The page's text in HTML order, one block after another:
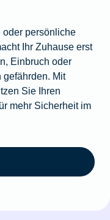
oder persönliche
Ihr Zuhause erst
Einbruch oder
Mit
Sie Ihren
mehr Sicherheit im